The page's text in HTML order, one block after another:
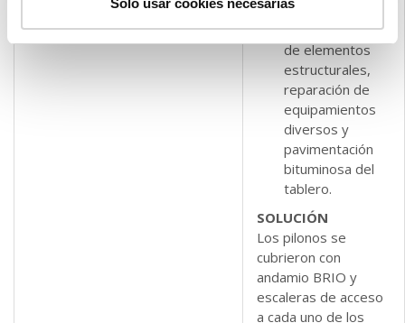
Solo usar cookies necesarias
de
mantenimiento
de elementos
estructurales,
reparación de
equipamientos
diversos y
pavimentación
bituminosa del
tablero.
SOLUCIÓN
Los pilonos se
cubrieron con
andamio BRIO y
escaleras de acceso
a cada uno de los